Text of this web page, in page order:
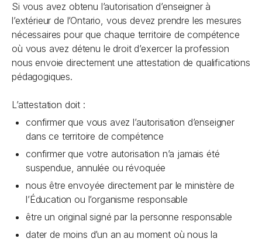
Si vous avez obtenu l’autorisation d’enseigner à
l’extérieur de l’Ontario, vous devez prendre les mesures
nécessaires pour que chaque territoire de compétence
où vous avez détenu le droit d’exercer la profession
nous envoie directement une attestation de qualifications
pédagogiques.
L’attestation doit :
confirmer que vous avez l’autorisation d’enseigner
dans ce territoire de compétence
confirmer que votre autorisation n’a jamais été
suspendue, annulée ou révoquée
nous être envoyée directement par le ministère de
l’Éducation ou l’organisme responsable
être un original signé par la personne responsable
dater de moins d’un an au moment où nous la